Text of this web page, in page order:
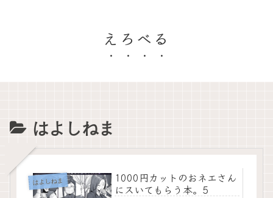
えろべる
はよしねま
はよしねま
1000円カットのおネエさん
にスいてもらう本。5